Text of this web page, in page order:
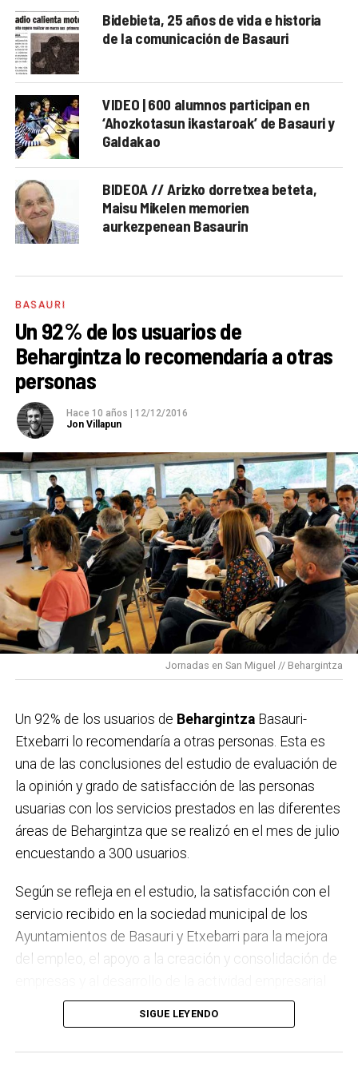
Bidebieta, 25 años de vida e historia
de la comunicación de Basauri
VIDEO | 600 alumnos participan en
‘Ahozkotasun ikastaroak’ de Basauri y
Galdakao
BIDEOA // Arizko dorretxea beteta,
Maisu Mikelen memorien
aurkezpenean Basaurin
BASAURI
Un 92% de los usuarios de
Behargintza lo recomendaría a otras
personas
Hace 10 años
12/12/2016
Jon Villapun
Jornadas en San Miguel // Behargintza
Un 92% de los usuarios de BehargintzaBasauri-
Etxebarri lo recomendaría a otras personas. Esta es
una de las conclusiones del estudio de evaluación de
la opinión y grado de satisfacción de las personas
usuarias con los servicios prestados en las diferentes
áreas de Behargintza que se realizó en el mes de julio
encuestando a 300 usuarios.
Según se refleja en el estudio, la satisfacción con el
servicio recibido en la sociedad municipal de los
Ayuntamientos de Basauri y Etxebarri para la mejora
del empleo, el apoyo a la creación y consolidación de
en ambos municipios es muy alta, con una media en
torno al 7,9 sobre 9. El servicio recibido ha mejorado
las expectativas inicialmente creadas por las
SIGUE LEYENDO